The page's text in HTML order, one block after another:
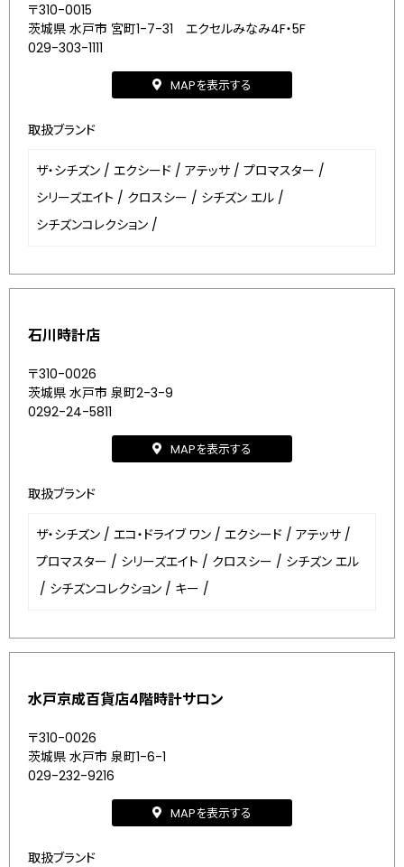
〒310-0015
茨城県 水戸市 宮町1-7-31 エクセルみなみ4F・5F
029-303-1111
MAPを表示する
取扱ブランド
ザ・シチズン / エクシード / アテッサ / プロマスター /
シリーズエイト / クロスシー / シチズン エル /
シチズンコレクション /
石川時計店
〒310-0026
茨城県 水戸市 泉町2-3-9
0292-24-5811
MAPを表示する
取扱ブランド
ザ・シチズン / エコ・ドライブ ワン / エクシード / アテッサ /
プロマスター / シリーズエイト / クロスシー / シチズン エル
/ シチズンコレクション / キー /
水戸京成百貨店4階時計サロン
〒310-0026
茨城県 水戸市 泉町1-6-1
029-232-9216
MAPを表示する
取扱ブランド